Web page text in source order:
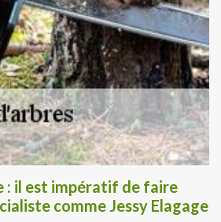
: il est impératif de faire
comme Jessy Elagage